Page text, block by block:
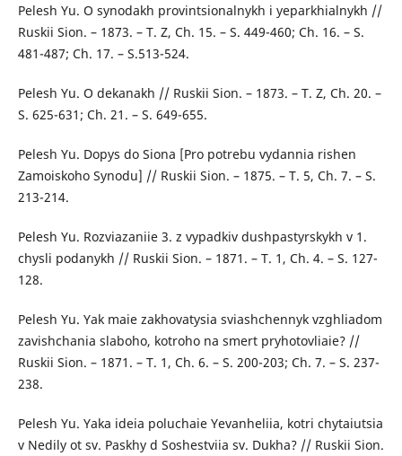
Pelesh Yu. O synodakh provintsionalnykh i yeparkhialnykh //
Ruskii Sion. – 1873. – T. Z, Ch. 15. – S. 449-460; Ch. 16. – S.
481-487; Ch. 17. – S.513-524.
Pelesh Yu. O dekanakh // Ruskii Sion. – 1873. – T. Z, Ch. 20. –
S. 625-631; Ch. 21. – S. 649-655.
Pelesh Yu. Dopys do Siona [Pro potrebu vydannia rishen
Zamoiskoho Synodu] // Ruskii Sion. – 1875. – T. 5, Ch. 7. – S.
213-214.
Pelesh Yu. Rozviazaniie 3. z vypadkiv dushpastyrskykh v 1.
chysli podanykh // Ruskii Sion. – 1871. – T. 1, Ch. 4. – S. 127-
128.
Pelesh Yu. Yak maie zakhovatysia sviashchennyk vzghliadom
zavishchania slaboho, kotroho na smert pryhotovliaie? //
Ruskii Sion. – 1871. – T. 1, Ch. 6. – S. 200-203; Ch. 7. – S. 237-
238.
Pelesh Yu. Yaka ideia poluchaie Yevanheliia, kotri chytaiutsia
v Nedily ot sv. Paskhy d Soshestviia sv. Dukha? // Ruskii Sion.